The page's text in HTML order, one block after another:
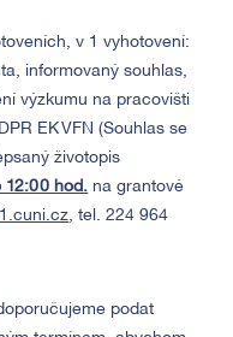
v 1 vyhotovení:
informovaný souhlas,
výzkumu na pracovišti
EK VFN (Souhlas se
životopis
12:00 hod. na grantové
, tel. 224 964
podat